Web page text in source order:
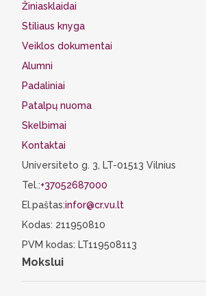
Žiniasklaidai
Stiliaus knyga
Veiklos dokumentai
Alumni
Padaliniai
Patalpų nuoma
Skelbimai
Kontaktai
Universiteto g. 3, LT-01513 Vilnius
Tel.:+37052687000
El.paštas:infor@cr.vu.lt
Kodas: 211950810
PVM kodas: LT119508113
Mokslui